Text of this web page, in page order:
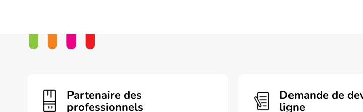
être
Partenaire des
professionnels
Demande de
ligne